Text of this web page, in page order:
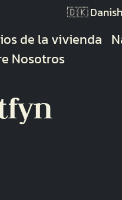
Danish
de la vivienda
Nosotros